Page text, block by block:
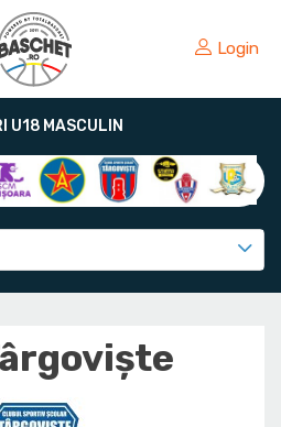
Login
U18 MASCULIN